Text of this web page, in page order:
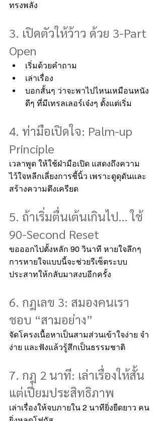
ทรงพลัง
3. เปิดตัวให้ว้าว ด้วย 3-Part
Open
เริ่มด้วยคำถาม
เล่าเรื่อง
บอกสั้นๆ ว่าจะพาไปไหนเหมือนหนัง
ดีๆ ที่มีเทรลเลอร์เจ๋งๆ ตั้งแต่เริ่ม
4. ท่ามือเปิดใจ: Palm-up
Principle
เวลาพูด ให้ใช้ฝ่ามือเปิด แสดงถึงความ
ไว้ใจหลีกเลี่ยงการชี้นิ้ว เพราะดูดุดันและ
สร้างความตึงเครียด
5. ถ้าเริ่มตื่นเต้นเกินไป… ใช้
90-Second Reset
ขอออกไปตั้งหลัก 90 วินาที หายใจลึกๆ
การหายใจแบบนี้จะช่วยรีเซ็ตระบบ
ประสาทให้กลับมาสงบอีกครั้ง
6. กฎเลข 3: สมองคนเรา
ชอบ “สามอย่าง”
จัดโครงเนื้อหาเป็นสามส่วนเข้าใจง่าย จำ
ง่าย และฟังแล้วรู้สึกเป็นธรรมชาติ
7. กฎ 2 นาที: เล่าเรื่องให้สั้น
แต่เปี่ยมประสิทธิภาพ
เล่าเรื่องให้จบภายใน 2 นาทียิ่งยืดยาว คน